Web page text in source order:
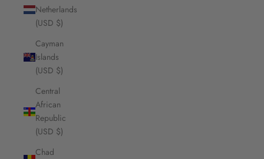
Netherlands
(USD $)
Cayman
Islands
(USD $)
Central
African
Republic
(USD $)
Chad